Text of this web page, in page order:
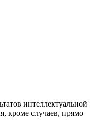
интеллектуальной
кроме случаев, прямо